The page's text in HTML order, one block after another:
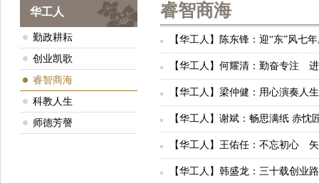
华工人
勤政耕耘
创业凯歌
睿智商海
科教人生
师德芳謦
睿智商海
【华工人】陈东锋：迎“东”风七
【华工人】何耀清：勤奋专注
【华工人】梁仲健：用心演奏人
【华工人】谢斌：畅思满纸 赤忱
【华工人】王佑任：不忘初心
【华工人】韩盛龙：三十载创业